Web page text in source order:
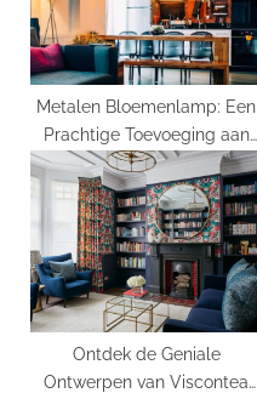
Metalen Bloemenlamp: Een
Prachtige Toevoeging aan
Elk Interieur!
Ontdek de Geniale
Ontwerpen van Viscontea